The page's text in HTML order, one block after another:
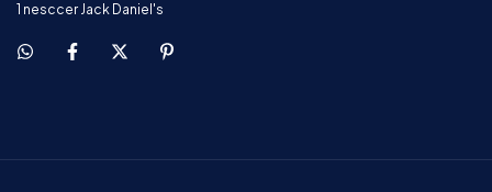
1 nesccer Jack Daniel's